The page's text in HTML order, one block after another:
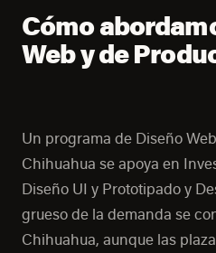
Cómo
Web y de
Un programa de Diseño
Chihuahua se apoya en
Diseño UI y Prototipado y
grueso de la demanda se
Chihuahua, aunque las